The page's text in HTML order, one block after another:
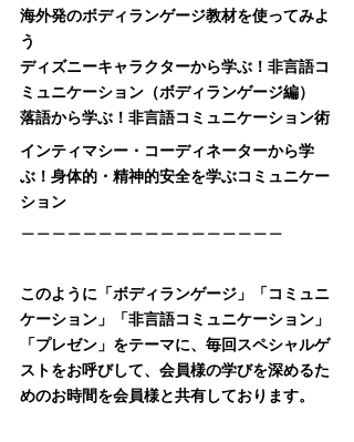
海外発のボディランゲージ教材を使ってみよ
う
ディズニーキャラクターから学ぶ！非言語コ
ミュニケーション（ボディランゲージ編）
落語から学ぶ！非言語コミュニケーション術
インティマシー・コーディネーターから学
ぶ！身体的・精神的安全を学ぶコミュニケー
ション
＿＿＿＿＿＿＿＿＿＿＿＿＿＿＿＿＿
このように「ボディランゲージ」「コミュニ
ケーション」「非言語コミュニケーション」
「プレゼン」をテーマに、毎回スペシャルゲ
ストをお呼びして、会員様の学びを深めるた
めのお時間を会員様と共有しております。